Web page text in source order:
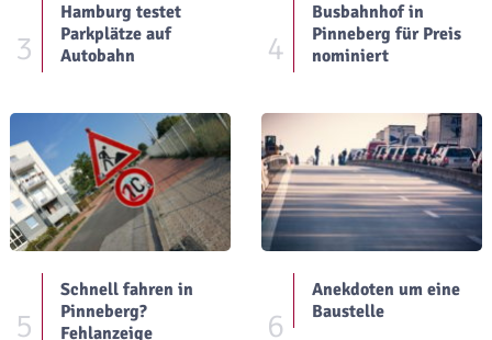
3
Hamburg testet
Parkplätze auf
Autobahn
4
Busbahnhof in
Pinneberg für Preis
nominiert
5
Schnell fahren in
Pinneberg?
Fehlanzeige
6
Anekdoten um eine
Baustelle